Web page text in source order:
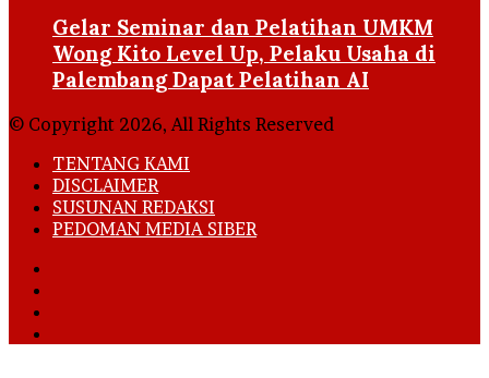
Gelar Seminar dan Pelatihan UMKM
Wong Kito Level Up, Pelaku Usaha di
Palembang Dapat Pelatihan AI
© Copyright 2026, All Rights Reserved
TENTANG KAMI
DISCLAIMER
SUSUNAN REDAKSI
PEDOMAN MEDIA SIBER